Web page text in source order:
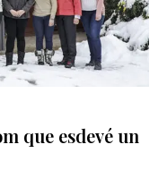
que esdevé un